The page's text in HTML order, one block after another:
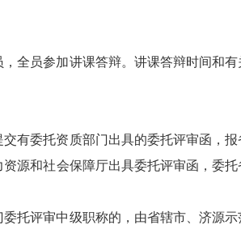
全员参加讲课答辩。讲课答辩时间和
有委托资质部门出具的委托评审函，
源和社会保障厅出具委托评审函，委
托评审中级职称的，由省辖市、济源